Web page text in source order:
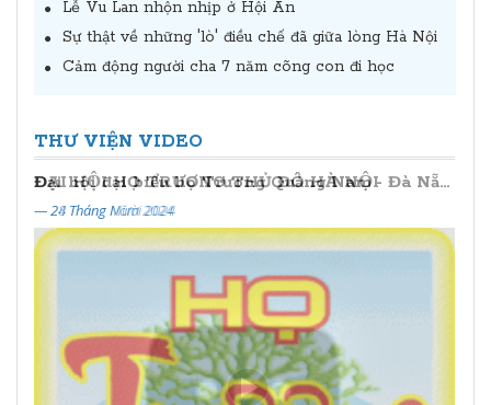
Lễ Vu Lan nhộn nhịp ở Hội An
Sự thật về những 'lò' điều chế đã giữa lòng Hà Nội
Cảm động người cha 7 năm cõng con đi học
THƯ VIỆN VIDEO
Đại hội đại biểu họ Trương Quảng Nam - Đà Nẵng lần thứ II (2024 - 2029)
— 24 Tháng Năm 2024